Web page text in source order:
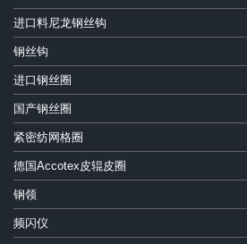
进口料尼龙钢丝钩
钢丝钩
进口钢丝圈
国产钢丝圈
紧密纺网格圈
德国Accotex皮辊皮圈
钢领
频闪仪